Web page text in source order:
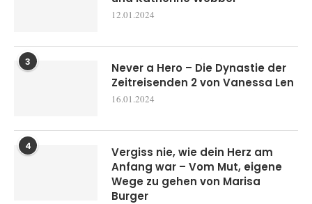
12.01.2024
3
Never a Hero – Die Dynastie der
Zeitreisenden 2 von Vanessa Len
16.01.2024
4
Vergiss nie, wie dein Herz am
Anfang war – Vom Mut, eigene
Wege zu gehen von Marisa
Burger